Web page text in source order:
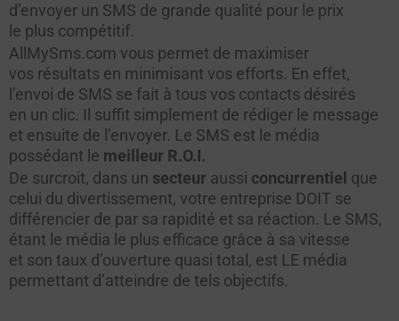
d’envoyer un SMS de grande qualité pour le prix
le plus compétitif.
AllMySms.com vous permet de maximiser
vos résultats en minimisant vos efforts. En effet,
l’envoi de SMS se fait à tous vos contacts désirés
en un clic. Il suffit simplement de rédiger le message
et ensuite de l’envoyer. Le SMS est le média
possédant le meilleur R.O.I.
De surcroit, dans un secteur aussi concurrentiel que
celui du divertissement, votre entreprise DOIT se
différencier de par sa rapidité et sa réaction. Le SMS,
étant le média le plus efficace grâce à sa vitesse
et son taux d’ouverture quasi total, est LE média
permettant d’atteindre de tels objectifs.